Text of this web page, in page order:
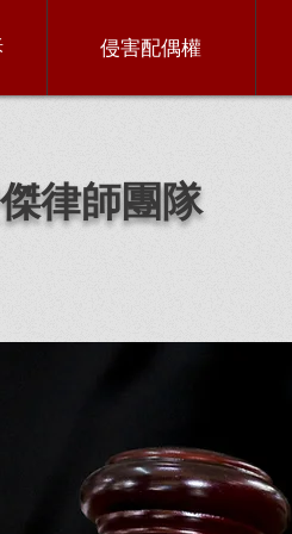
侵害配偶權
律師團隊